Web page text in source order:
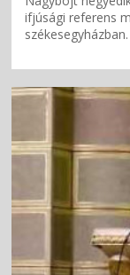
ifjúsági referens
székesegyházban.